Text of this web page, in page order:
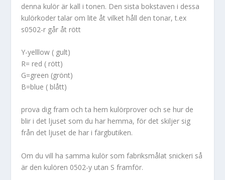
denna kulör är kall i tonen. Den sista bokstaven i dessa
kulörkoder talar om lite åt vilket håll den tonar, t.ex
s0502-r går åt rött
Y-yelllow ( gult)
R= red ( rött)
G=green (grönt)
B=blue ( blått)
prova dig fram och ta hem kulörprover och se hur de
blir i det ljuset som du har hemma, för det skiljer sig
från det ljuset de har i färgbutiken.
Om du vill ha samma kulör som fabriksmålat snickeri så
är den kulören 0502-y utan S framför.